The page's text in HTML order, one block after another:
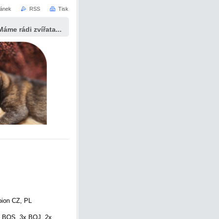
rádi zvířata...
CZ, PL
3x BOJ, 2x
RSS Tisk